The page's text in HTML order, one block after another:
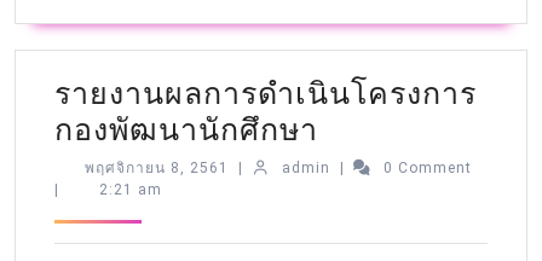
รายงานผลการดำเนินโครงการ
กองพัฒนานักศึกษา
พฤศจิกายน 8, 2561 admin
0 Comment
2:21 am